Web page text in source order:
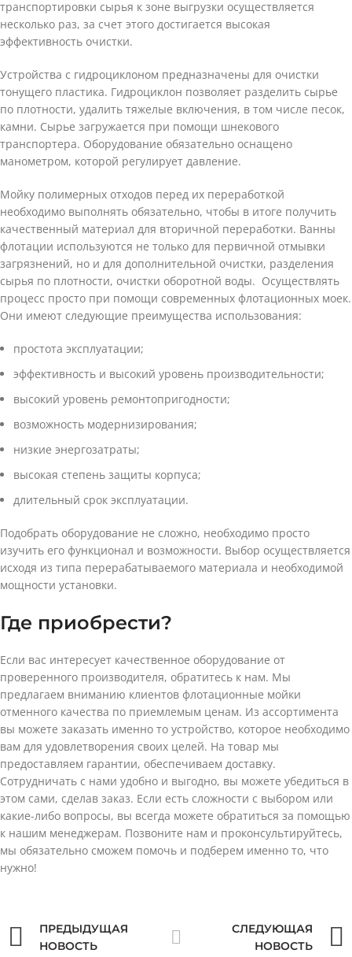
транспортировки сырья к зоне выгрузки осуществляется
несколько раз, за счет этого достигается высокая
эффективность очистки.
Устройства с гидроциклоном предназначены для очистки
тонущего пластика. Гидроциклон позволяет разделить сырье
по плотности, удалить тяжелые включения, в том числе песок,
камни. Сырье загружается при помощи шнекового
транспортера. Оборудование обязательно оснащено
манометром, которой регулирует давление.
Мойку полимерных отходов перед их переработкой
необходимо выполнять обязательно, чтобы в итоге получить
качественный материал для вторичной переработки. Ванны
флотации используются не только для первичной отмывки
загрязнений, но и для дополнительной очистки, разделения
сырья по плотности, очистки оборотной воды. Осуществлять
процесс просто при помощи современных флотационных моек.
Они имеют следующие преимущества использования:
простота эксплуатации;
эффективность и высокий уровень производительности;
высокий уровень ремонтопригодности;
возможность модернизирования;
низкие энергозатраты;
высокая степень защиты корпуса;
длительный срок эксплуатации.
Подобрать оборудование не сложно, необходимо просто
изучить его функционал и возможности. Выбор осуществляется
исходя из типа перерабатываемого материала и необходимой
мощности установки.
Где приобрести?
Если вас интересует качественное оборудование от
проверенного производителя, обратитесь к нам. Мы
предлагаем вниманию клиентов флотационные мойки
отменного качества по приемлемым ценам. Из ассортимента
вы можете заказать именно то устройство, которое необходимо
вам для удовлетворения своих целей. На товар мы
предоставляем гарантии, обеспечиваем доставку.
Сотрудничать с нами удобно и выгодно, вы можете убедиться в
этом сами, сделав заказ. Если есть сложности с выбором или
какие-либо вопросы, вы всегда можете обратиться за помощью
к нашим менеджерам. Позвоните нам и проконсультируйтесь,
мы обязательно сможем помочь и подберем именно то, что
нужно!
ПРЕДЫДУЩАЯ
НОВОСТЬ
СЛЕДУЮЩАЯ
НОВОСТЬ